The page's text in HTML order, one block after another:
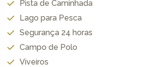
Pista de Caminhada
Lago para Pesca
Segurança 24 horas
Campo de Polo
Viveiros